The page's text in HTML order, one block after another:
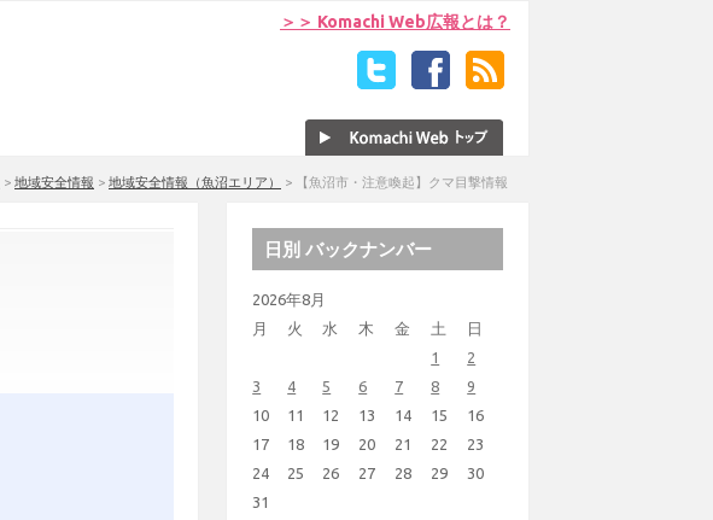
＞＞ Komachi Web広報とは？
> 地域安全情報 > 地域安全情報（魚沼エリア） > 【魚沼市・注意喚起】クマ目撃情報
日別 バックナンバー
2026年8月
月
火 水 木 金 土 日
1
2
3
4 5 6 7 8
9
10
11 12 13 14 15
16
17
18 19 20 21 22
23
24
25 26 27 28 29
30
31